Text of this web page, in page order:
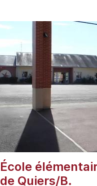
École
de Quiers/B.